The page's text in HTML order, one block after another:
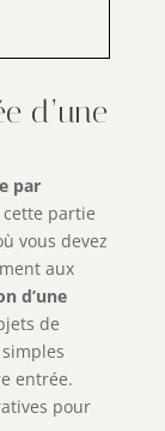
d’une
par
partie
vous devez
aux
d’une
de
entrée.
pour